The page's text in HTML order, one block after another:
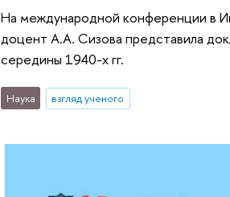
На международной конференции в
доцент А.А. Сизова представила
середины 1940-х гг.
Наука взгляд ученого